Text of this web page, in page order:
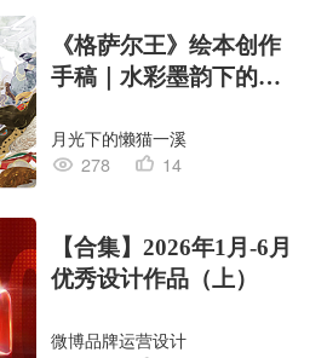
《格萨尔王》绘本创作
手稿｜水彩墨韵下的史
月光下的懒猫一溪
278
14
【合集】2026年1月-6月
优秀设计作品（上）
微博品牌运营设计